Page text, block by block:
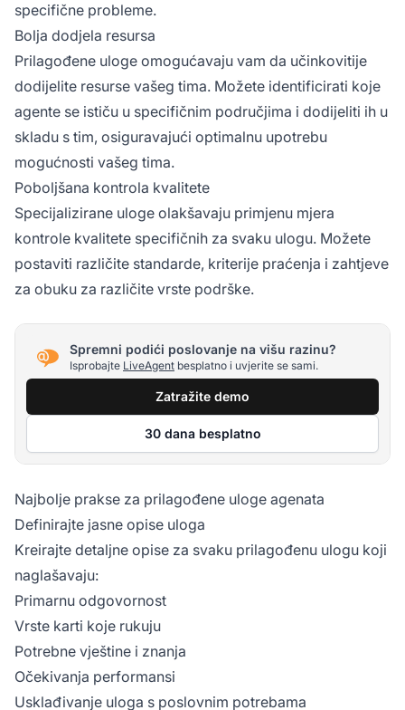
specifične probleme.
Bolja dodjela resursa
Prilagođene uloge omogućavaju vam da učinkovitije
dodijelite resurse vašeg tima. Možete identificirati koje
agente se ističu u specifičnim područjima i dodijeliti ih u
skladu s tim, osiguravajući optimalnu upotrebu
mogućnosti vašeg tima.
Poboljšana kontrola kvalitete
Specijalizirane uloge olakšavaju primjenu mjera
kontrole kvalitete specifičnih za svaku ulogu. Možete
postaviti različite standarde, kriterije praćenja i zahtjeve
za obuku za različite vrste podrške.
Spremni podići poslovanje na višu razinu?
Isprobajte LiveAgent besplatno i uvjerite se sami.
Zatražite demo
30 dana besplatno
Najbolje prakse za prilagođene uloge agenata
Definirajte jasne opise uloga
Kreirajte detaljne opise za svaku prilagođenu ulogu koji
naglašavaju:
Primarnu odgovornost
Vrste karti koje rukuju
Potrebne vještine i znanja
Očekivanja performansi
Usklađivanje uloga s poslovnim potrebama